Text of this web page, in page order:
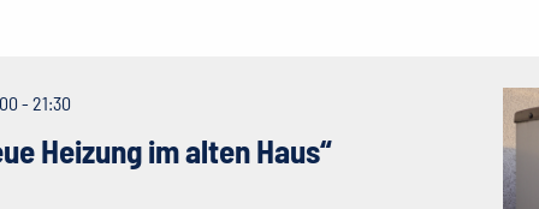
Heizung im alten Haus“
- 21:30